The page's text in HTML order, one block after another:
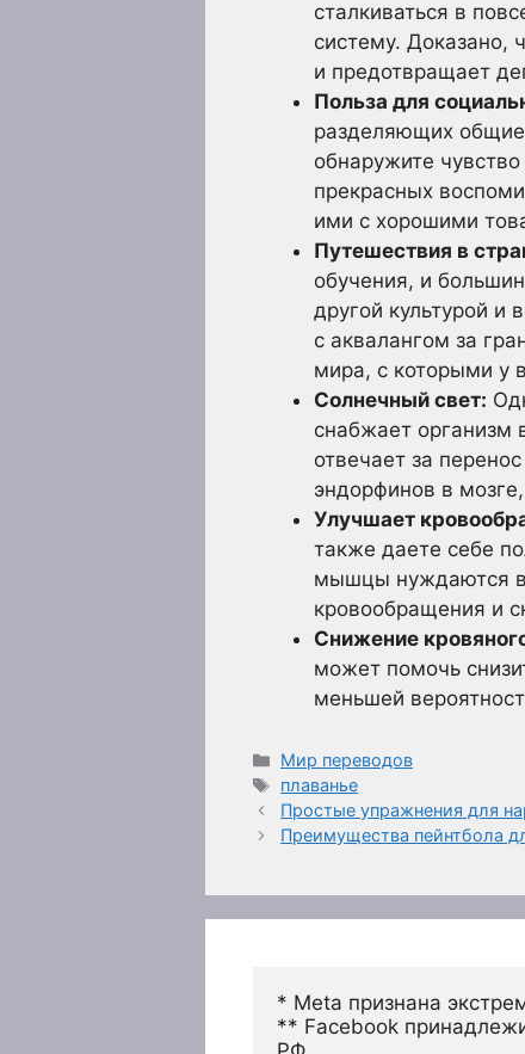
сталкиваться в
систему. Доказано,
и предотвращает
Польза для
разделяющих общие
обнаружите
прекрасных
ими с хорошими
Путешествия в
обучения, и
другой культурой
с аквалангом за
мира, с которыми у
Солнечный свет:
снабжает организм
отвечает за
эндорфинов в
Улучшает
также даете себе
мышцы нуждаются в
кровообращения и
Снижение
может помочь
меньшей
Рубрики
Мир переводов
Метки
плаванье
Простые упражнения для
Преимущества пейнтбола
* Meta признана
** Facebook